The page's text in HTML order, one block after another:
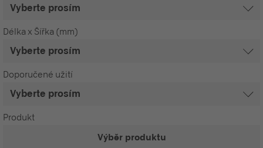
Délka x Šířka (mm)
Doporučené užití
Produkt
Výběr produktu